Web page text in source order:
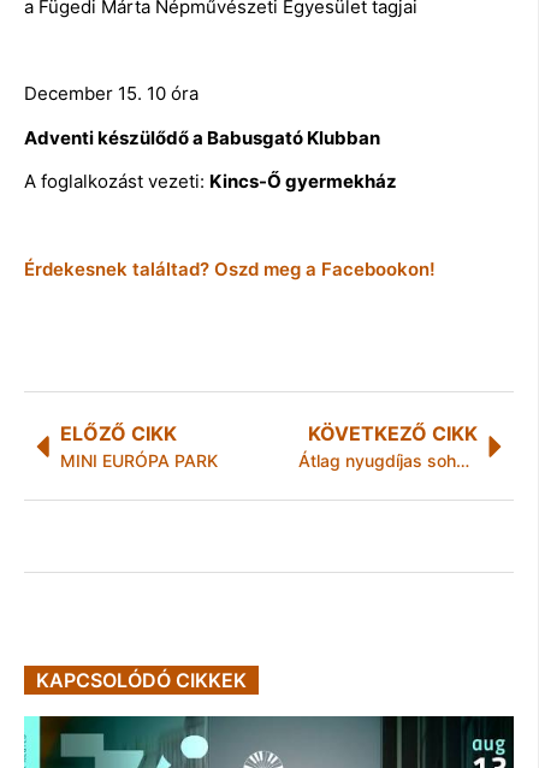
a Fügedi Márta Népművészeti Egyesület tagjai
December 15. 10 óra
Adventi készülődő a Babusgató Klubban
A foglalkozást vezeti: Kincs-Ő gyermekház
Érdekesnek találtad? Oszd meg a Facebookon!
ELŐZŐ CIKK
MINI EURÓPA PARK
KÖVETKEZŐ CIKK
Átlag nyugdíjas soha nem leszek! – interjú Makrai Pállal
KAPCSOLÓDÓ CIKKEK